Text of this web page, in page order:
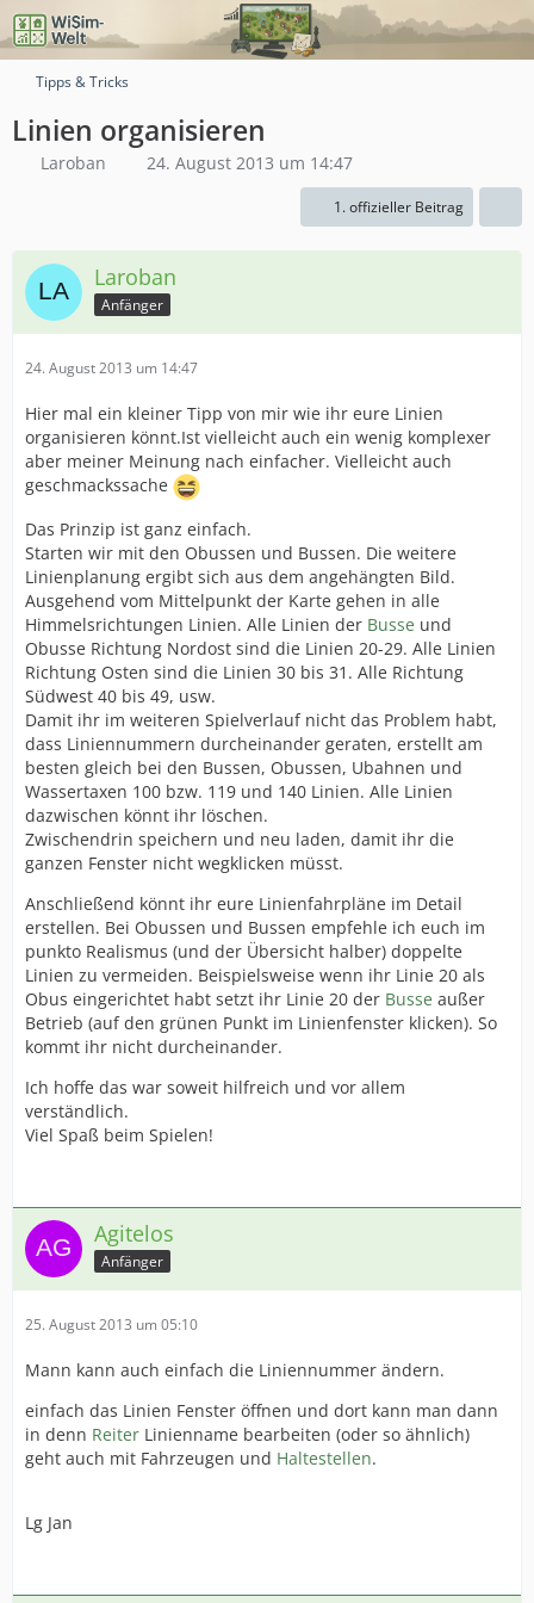
Tipps & Tricks
Linien organisieren
Laroban 24. August 2013 um 14:47
1. offizieller Beitrag
Laroban
Anfänger
24. August 2013 um 14:47
Hier mal ein kleiner Tipp von mir wie ihr eure Linien
organisieren könnt.Ist vielleicht auch ein wenig komplexer
aber meiner Meinung nach einfacher. Vielleicht auch
geschmackssache
Das Prinzip ist ganz einfach.
Starten wir mit den Obussen und Bussen. Die weitere
Linienplanung ergibt sich aus dem angehängten Bild.
Ausgehend vom Mittelpunkt der Karte gehen in alle
Himmelsrichtungen Linien. Alle Linien der Busse und
Obusse Richtung Nordost sind die Linien 20-29. Alle Linien
Richtung Osten sind die Linien 30 bis 31. Alle Richtung
Südwest 40 bis 49, usw.
Damit ihr im weiteren Spielverlauf nicht das Problem habt,
dass Liniennummern durcheinander geraten, erstellt am
besten gleich bei den Bussen, Obussen, Ubahnen und
Wassertaxen 100 bzw. 119 und 140 Linien. Alle Linien
dazwischen könnt ihr löschen.
Zwischendrin speichern und neu laden, damit ihr die
ganzen Fenster nicht wegklicken müsst.
Anschließend könnt ihr eure Linienfahrpläne im Detail
erstellen. Bei Obussen und Bussen empfehle ich euch im
punkto Realismus (und der Übersicht halber) doppelte
Linien zu vermeiden. Beispielsweise wenn ihr Linie 20 als
Obus eingerichtet habt setzt ihr Linie 20 der Busse außer
Betrieb (auf den grünen Punkt im Linienfenster klicken). So
kommt ihr nicht durcheinander.
Ich hoffe das war soweit hilfreich und vor allem
verständlich.
Viel Spaß beim Spielen!
Agitelos
Anfänger
25. August 2013 um 05:10
Mann kann auch einfach die Liniennummer ändern.
einfach das Linien Fenster öffnen und dort kann man dann
in denn Reiter Linienname bearbeiten (oder so ähnlich)
geht auch mit Fahrzeugen und Haltestellen.
Lg Jan